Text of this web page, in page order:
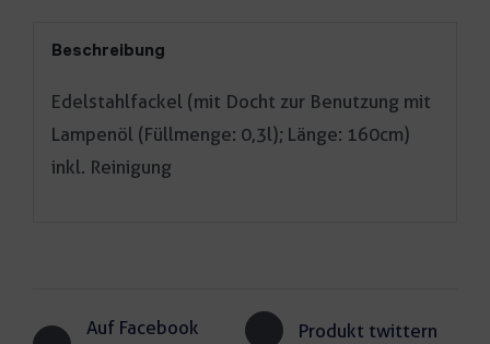
Beschreibung
Edelstahlfackel (mit Docht zur Benutzung mit
Lampenöl (Füllmenge: 0,3l); Länge: 160cm)
inkl. Reinigung
Auf Facebook
Produkt twittern